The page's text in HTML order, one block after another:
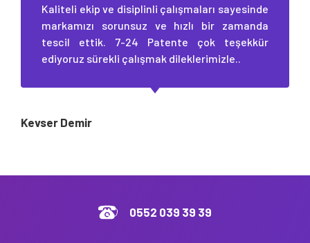
Kaliteli ekip ve disiplinli çalışmaları sayesinde
markamızı sorunsuz ve hızlı bir zamanda
tescil ettik. 7-24 Patente çok teşekkür
ediyoruz sürekli çalışmak dileklerimizle..
Kevser Demir
0552 039 39 39